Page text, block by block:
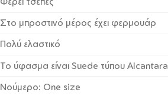
Στο μπροστινό μέρος έχει φερμουάρ
Πολύ ελαστικό
Το ύφασμα είναι Suede τύπου Alcantara
Νούμερο: One size